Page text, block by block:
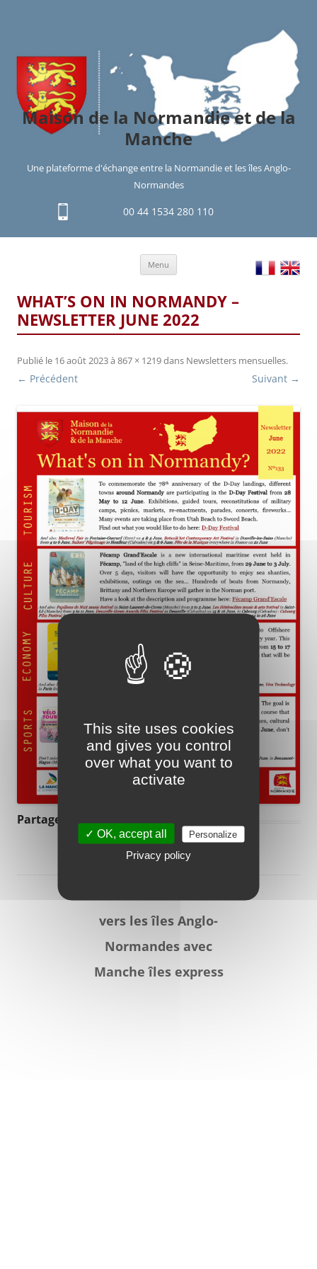
Maison de la Normandie et de la
Manche
Une plateforme d'échange entre la Normandie et les îles Anglo-
Normandes
00 44 1534 280 110
Menu
WHAT’S ON IN NORMANDY –
NEWSLETTER JUNE 2022
Publié le 16 août 2023à 867 × 1219dans Newsletters mensuelles.
← Précédent Suivant →
Partager :
vers les îles Anglo-
Normandes avec
Manche îles express
This site uses cookies
and gives you control
over what you want to
activate
✓ OK, accept all Personalize
Privacy policy